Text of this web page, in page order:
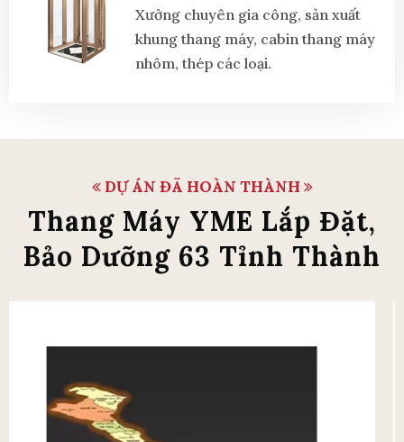
Xưởng chuyên gia công, sản xuất
khung thang máy, cabin thang máy
nhôm, thép các loại.
DỰ ÁN ĐÃ HOÀN THÀNH
Thang Máy YME Lắp Đặt,
Bảo Dưỡng 63 Tỉnh Thành
Các Tỉnh Miền Nam
Liên Hệ Lắp Đặt Tại Miền Nam